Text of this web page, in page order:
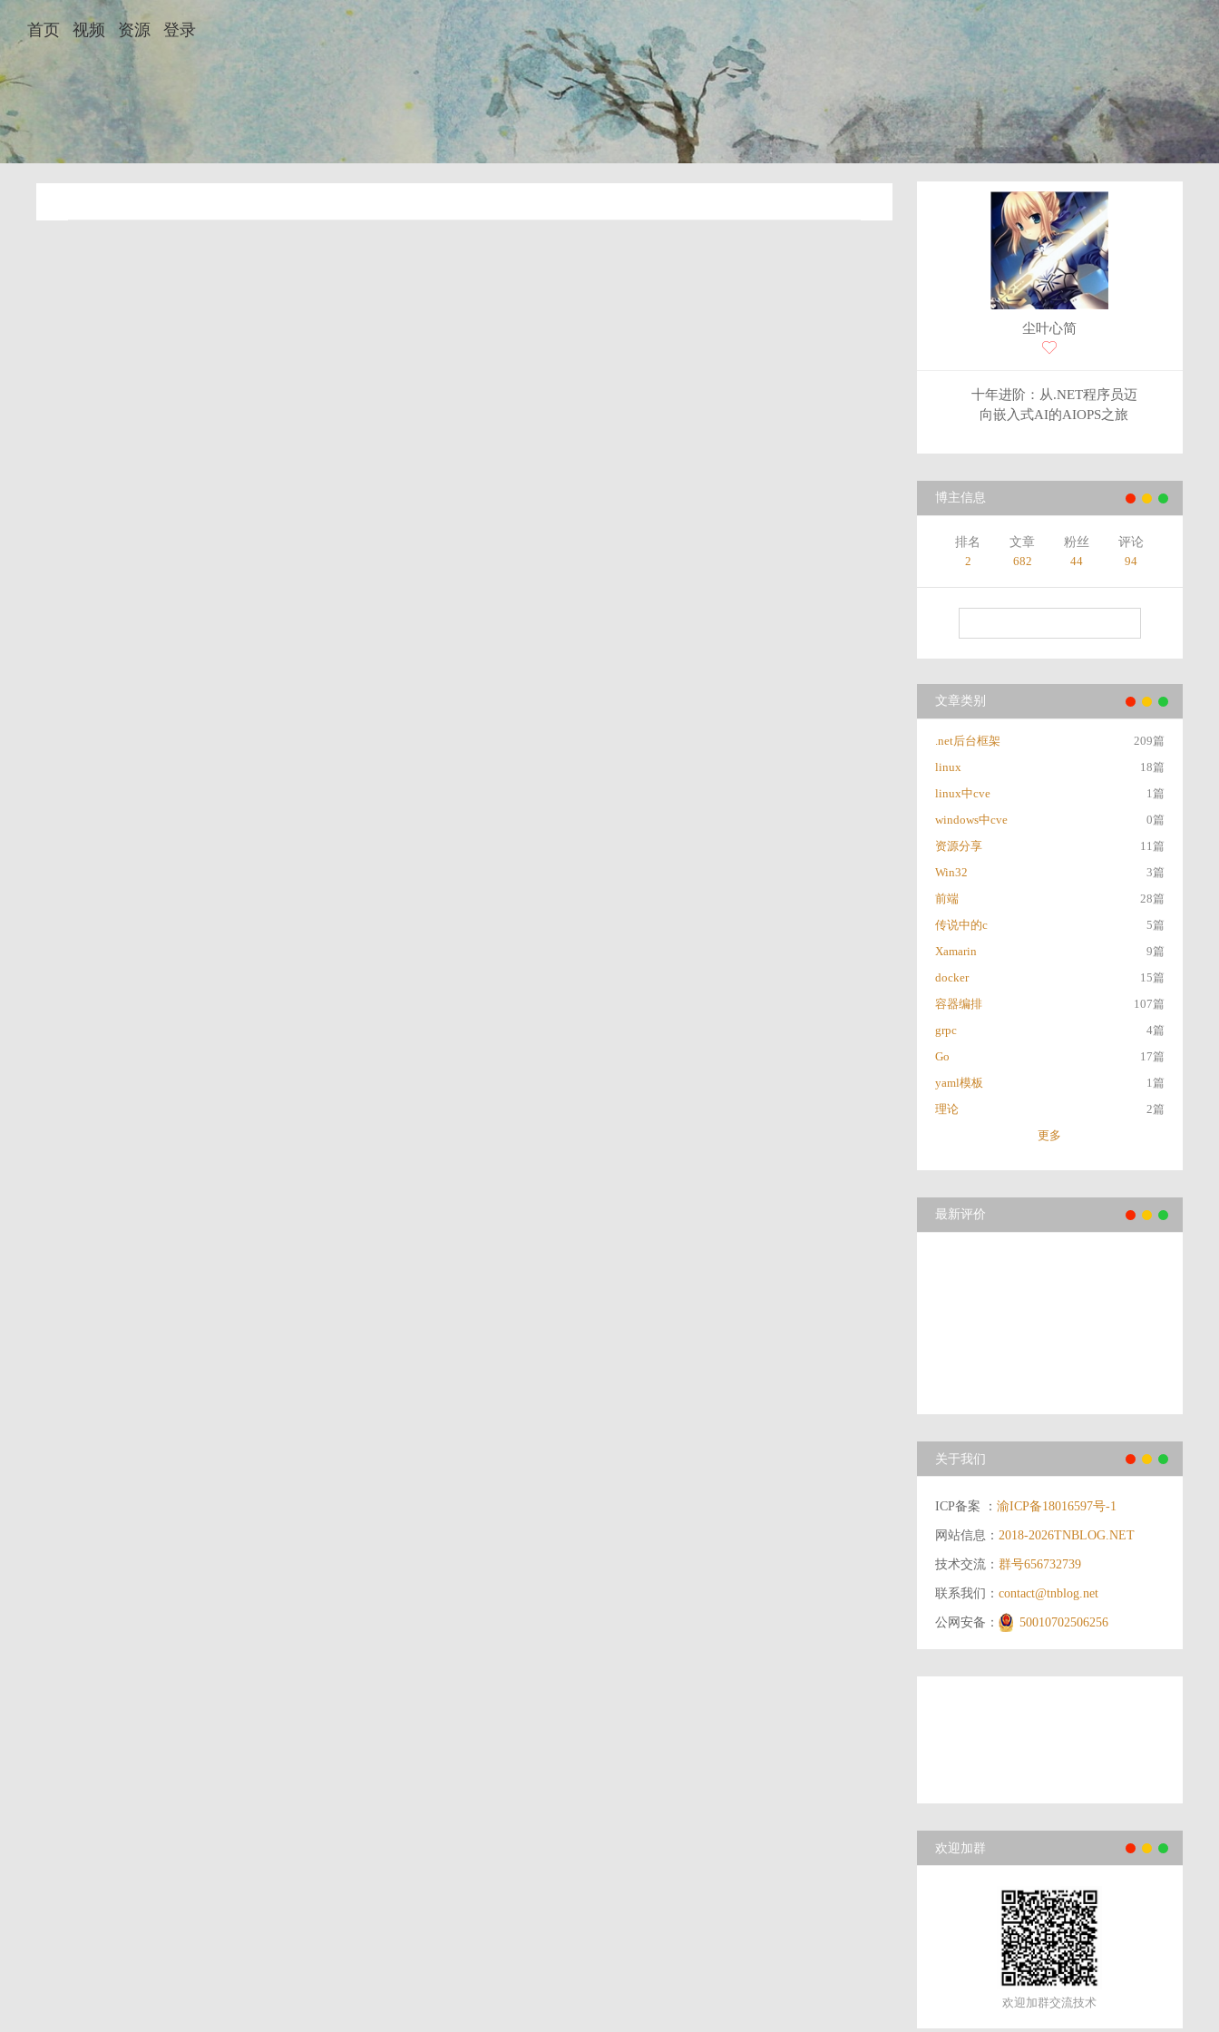
首页 视频 资源 登录
尘叶心简
十年进阶：从.NET程序员迈
向嵌入式AI的AIOPS之旅
博主信息
排名
2
文章
682
粉丝
44
评论
94
文章类别
.net后台框架
209篇
linux
18篇
linux中cve
1篇
windows中cve
0篇
资源分享
11篇
Win32
3篇
前端
28篇
传说中的c
5篇
Xamarin
9篇
docker
15篇
容器编排
107篇
grpc
4篇
Go
17篇
yaml模板
1篇
理论
2篇
更多
最新评价
关于我们
ICP备案 ：渝ICP备18016597号-1
网站信息：2018-2026TNBLOG.NET
技术交流：群号656732739
联系我们：contact@tnblog.net
公网安备： 50010702506256
欢迎加群
欢迎加群交流技术